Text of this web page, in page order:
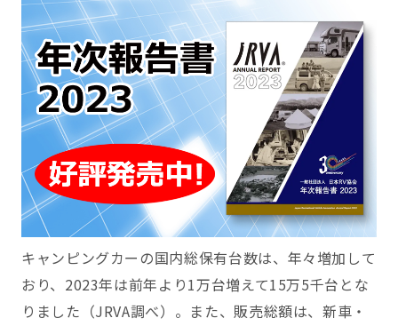
キャンピングカーの国内総保有台数は、年々増加して
おり、2023年は前年より1万台増えて15万5千台とな
りました（JRVA調べ）。また、販売総額は、新車・